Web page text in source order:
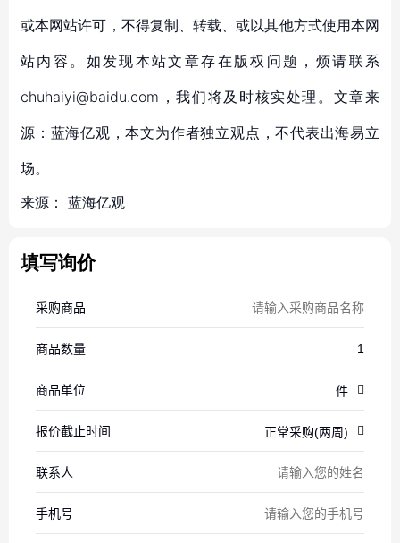
或本网站许可，不得复制、转载、或以其他方式使用本网
站内容。如发现本站文章存在版权问题，烦请联系
chuhaiyi@baidu.com，我们将及时核实处理。文章来
源：蓝海亿观，本文为作者独立观点，不代表出海易立
场。
来源： 蓝海亿观
填写询价